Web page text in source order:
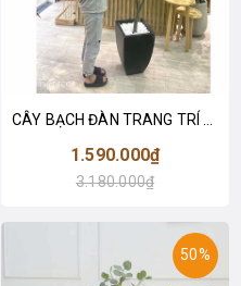
1.590.000₫
3.180.000₫
50%